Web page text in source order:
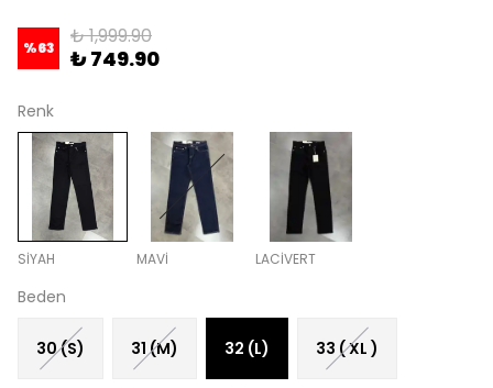
%63 ₺ 1,999.90
₺ 749.90
Renk
SİYAH MAVİ LACİVERT
Beden
30 (S) 31 (M) 32 (L) 33 ( XL )